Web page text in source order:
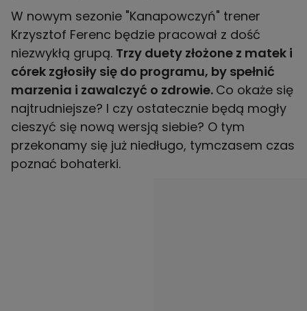
W nowym sezonie "Kanapowczyń" trener
Krzysztof Ferenc będzie pracował z dość
niezwykłą grupą. Trzy duety złożone z matek i
córek zgłosiły się do programu, by spełnić
marzenia i zawalczyć o zdrowie. Co okaże się
najtrudniejsze? I czy ostatecznie będą mogły
cieszyć się nową wersją siebie? O tym
przekonamy się już niedługo, tymczasem czas
poznać bohaterki.